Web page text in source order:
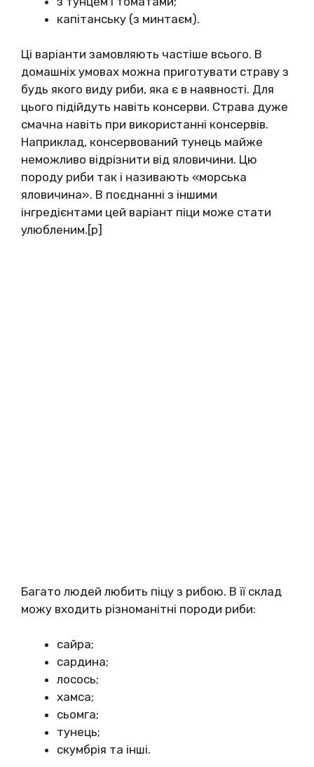
капітанську (з минтаєм).
Ці варіанти замовляють частіше всього. В
домашніх умовах можна приготувати страву з
будь якого виду риби, яка є в наявності. Для
цього підійдуть навіть консерви. Страва дуже
смачна навіть при використанні консервів.
Наприклад, консервований тунець майже
неможливо відрізнити від яловичини. Цю
породу риби так і називають «морська
яловичина». В поєднанні з іншими
інгредієнтами цей варіант піци може стати
улюбленим.[p]
Багато людей любить піцу з рибою. В її склад
можу входить різноманітні породи риби:
сайра;
сардина;
лосось;
хамса;
сьомга;
тунець;
скумбрія та інші.